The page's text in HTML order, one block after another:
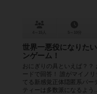
世界一悪役になりた
ンゲーム！
おにぎりの具といえば？？
ードで回答！ 誰がマイノ
てる新感覚正体隠匿系パー
ティーは多数派になるよう...